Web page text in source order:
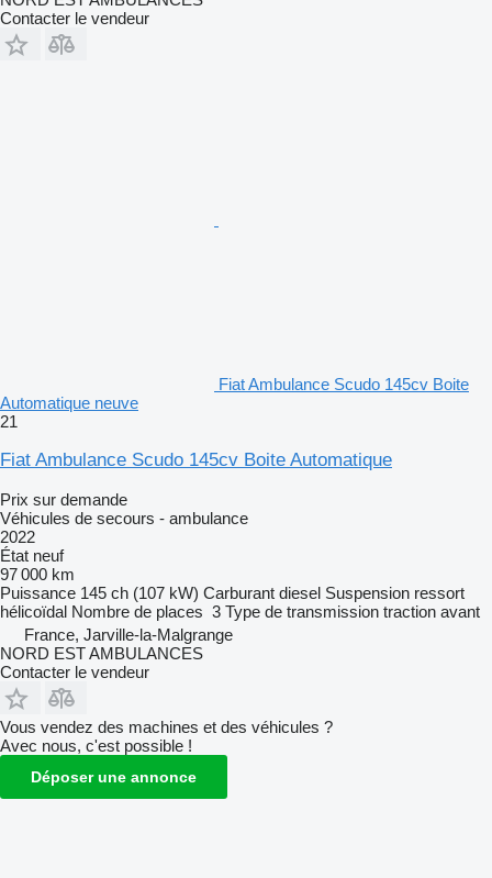
Contacter le vendeur
Fiat Ambulance Scudo 145cv Boite
Automatique neuve
21
Fiat Ambulance Scudo 145cv Boite Automatique
Prix sur demande
Véhicules de secours - ambulance
2022
État neuf
97 000 km
Puissance 145 ch (107 kW) Carburant diesel Suspension ressort
hélicoïdal Nombre de places 3 Type de transmission traction avant
France, Jarville-la-Malgrange
NORD EST AMBULANCES
Contacter le vendeur
Vous vendez des machines et des véhicules ?
Avec nous, c'est possible !
Déposer une annonce